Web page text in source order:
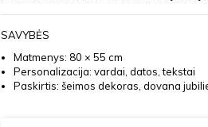
SAVYBĖS
Matmenys: 80 × 55 cm
Personalizacija: vardai, datos, tekstai
Paskirtis: šeimos dekoras, dovana